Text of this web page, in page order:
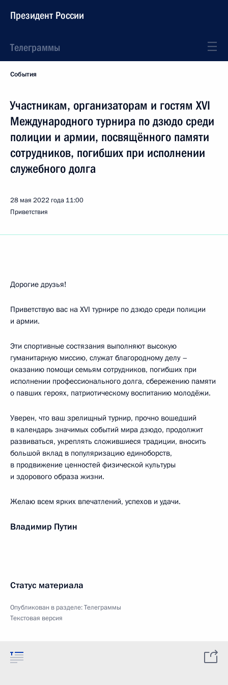
Президент России
Телеграммы
События
Участникам, организаторам и гостям XVI
Международного турнира по дзюдо среди
полиции и армии, посвящённого памяти
сотрудников, погибших при исполнении
служебного долга
28 мая 2022 года 11:00
Приветствия
Дорогие друзья!
Приветствую вас на XVI турнире по дзюдо среди полиции
и армии.
Эти спортивные состязания выполняют высокую
гуманитарную миссию, служат благородному делу –
оказанию помощи семьям сотрудников, погибших при
исполнении профессионального долга, сбережению памяти
о павших героях, патриотическому воспитанию молодёжи.
Уверен, что ваш зрелищный турнир, прочно вошедший
в календарь значимых событий мира дзюдо, продолжит
развиваться, укреплять сложившиеся традиции, вносить
большой вклад в популяризацию единоборств,
в продвижение ценностей физической культуры
и здорового образа жизни.
Желаю всем ярких впечатлений, успехов и удачи.
Владимир Путин
Статус материала
Опубликован в разделе:Телеграммы
Текстовая версия